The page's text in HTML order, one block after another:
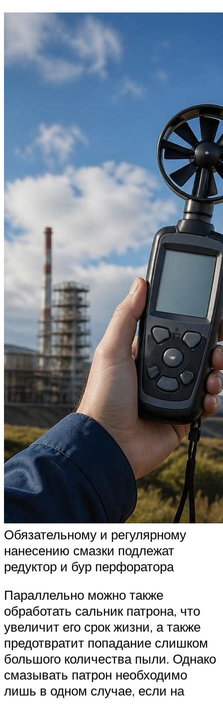
Обязательному и регулярному
нанесению смазки подлежат
редуктор и бур перфоратора
Параллельно можно также
обработать сальник патрона, что
увеличит его срок жизни, а также
предотвратит попадание слишком
большого количества пыли. Однако
смазывать патрон необходимо
лишь в одном случае, если на